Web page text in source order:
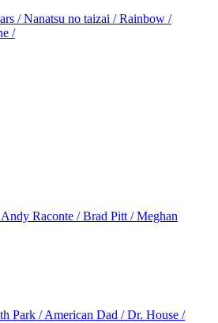
/ Nanatsu no taizai / Rainbow /
/
Raconte / Brad Pitt / Meghan
Park / American Dad / Dr. House /